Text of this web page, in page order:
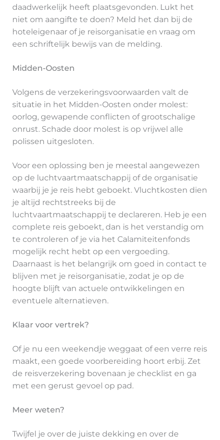
daadwerkelijk heeft plaatsgevonden. Lukt het
niet om aangifte te doen? Meld het dan bij de
hoteleigenaar of je reisorganisatie en vraag om
een schriftelijk bewijs van de melding.
Midden-Oosten
Volgens de verzekeringsvoorwaarden valt de
situatie in het Midden-Oosten onder molest:
oorlog, gewapende conflicten of grootschalige
onrust. Schade door molest is op vrijwel alle
polissen uitgesloten.
Voor een oplossing ben je meestal aangewezen
op de luchtvaartmaatschappij of de organisatie
waarbij je je reis hebt geboekt. Vluchtkosten dien
je altijd rechtstreeks bij de
luchtvaartmaatschappij te declareren. Heb je een
complete reis geboekt, dan is het verstandig om
te controleren of je via het Calamiteitenfonds
mogelijk recht hebt op een vergoeding.
Daarnaast is het belangrijk om goed in contact te
blijven met je reisorganisatie, zodat je op de
hoogte blijft van actuele ontwikkelingen en
eventuele alternatieven.
Klaar voor vertrek?
Of je nu een weekendje weggaat of een verre reis
maakt, een goede voorbereiding hoort erbij. Zet
de reisverzekering bovenaan je checklist en ga
met een gerust gevoel op pad.
Meer weten?
Twijfel je over de juiste dekking en over de